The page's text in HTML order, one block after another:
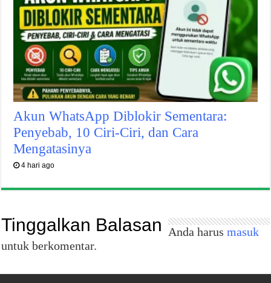
Akun WhatsApp Diblokir Sementara:
Penyebab, 10 Ciri-Ciri, dan Cara
Mengatasinya
4 hari ago
Tinggalkan Balasan Anda harusmasuk
untuk berkomentar.